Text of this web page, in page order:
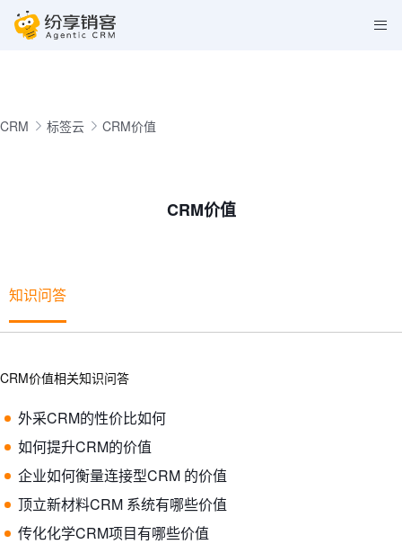
CRM 标签云 CRM价值
CRM价值
知识问答
CRM价值相关知识问答
外采CRM的性价比如何
如何提升CRM的价值
企业如何衡量连接型CRM 的价值
顶立新材料CRM 系统有哪些价值
传化化学CRM项目有哪些价值